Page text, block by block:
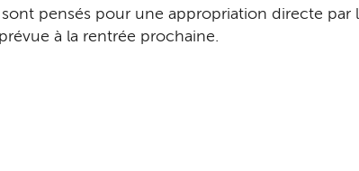
pensés pour une appropriation directe par
à la rentrée prochaine.